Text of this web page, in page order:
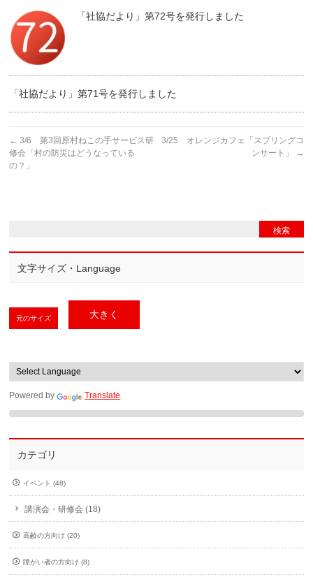
「社協だより」第72号を発行しました
「社協だより」第71号を発行しました
← 3/6 第3回原村ねこの手サービス研
修会「村の防災はどうなっている
の？」
3/25 オレンジカフェ「スプリングコ
ンサート」
→
文字サイズ・Language
元のサイズ 大きく
Powered by Translate
カテゴリ
イベント (48)
講演会・研修会 (18)
高齢の方向け (20)
障がい者の方向け (8)